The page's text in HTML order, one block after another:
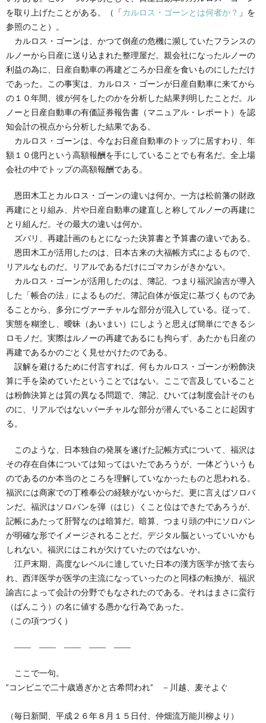
を取り上げたことがある。（「カルロス・ゴーンとは何者か？ 」を
参照のこと）。
カルロス・ゴーンは、かつて倒産の危機に瀕していたフランスの
ルノーから日産に送り込まれた整理屋だ。親会社になったルノーの
利益の為に、日産自動車の再建どころか日産を食いものにしただけ
であった。この事実は、カルロス・ゴーンが日産自動車に来てから
の１０年間、彼が何をしたのかを分析した結果判明したことだ。ル
ノーと日産自動車の有価証券報告書（マニュアル・レポート）を認
知会計の視点から分析した結果である。
カルロス・ゴーンは、今なお日産自動車のトップに居すわり、年
額１０億円という高額報酬を手にしていることでも有名だ。全上場
会社の中でトップの高額報酬である。
恩田木工とカルロス・ゴーンの違いは何か。一方は松前藩の財政
再建にとり組み、片や日産自動車の建直しと称してルノーの再建に
とり組んだ。その最大の違いは何か。
ズバリ、再建計画のもとになった決算書と予算書の違いである。
恩田木工が活用したのは、日本古来の大福帳方式によるもので、
リアルなものだ。リアルであるだけにゴマカシがきかない。
カルロス・ゴーンが活用したのは、簿記、つまり福沢諭吉が導入
した「帳合の法」によるものだ。簿記自体が仮定に基づくものであ
ることから、多分にヴァーチャルな部分が混入している。従って、
実態を糊塗し、曖昧（あいまい）にしようと思えば簡単にできるシ
ロモノだ。実際はルノーの再建であるにも拘らず、あたかも日産の
再建であるかのごとく見せかけたのである。
誤解を避けるために付言すれば、何もカルロス・ゴーンが粉飾決
算に手を染めていたということではない。ここで言及していること
は粉飾決算とは質の異なる問題で、簿記、ひいては制度会計そのも
のに、リアルではないバーチャルな部分が潜んでいることに起因す
る。
このような、日本独自の発展を遂げた記帳方式について、福沢は
その存在自体については知ってはいたであろうが、一体どういうも
のであるのか本当のところを理解していなかったものと思われる。
福沢には商家での丁稚奉公の経験がないからだ。更に言えばソロバ
ンだ。福沢はソロバンを弾（はじ）くこと位はできたであろうが、
記帳にあたって肝腎なのは暗算だ。暗算、つまり頭の中にソロバン
が明確な形でイメージされることだ。デジタル脳といっていいかも
しれない。福沢にはこれが欠けていたのではないか。
江戸末期、高度なレベルに達していた日本の漢方医学が捨て去ら
れ、西洋医学が医学の主流になっていったのと同様の転換が、福沢
諭吉によって会計の分野でもなされたのである。それはまさに蛮行
（ばんこう）の名に値する愚かな行為であった。
（この項つづく）
―― ―― ―― ―― ――
ここで一句。
”コンビニで二十歳過ぎかと古希問われ” －川越、麦そよぐ
（毎日新聞、平成２６年８月１５日付、仲畑流万能川柳より）